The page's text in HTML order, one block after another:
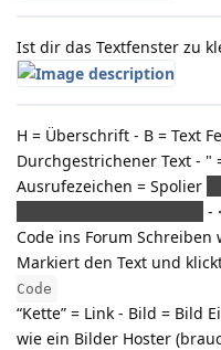
Ist dir das Textfenster zu
H = Überschrift - B = Text
Durchgestrichener Text - "
Ausrufezeichen = Spolier
-
Code ins Forum
Markiert den Text und
Code
“Kette” = Link - Bild = Bild
wie ein Bilder Hoster